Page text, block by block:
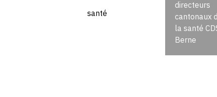
directeurs
cantonaux
la santé
Berne